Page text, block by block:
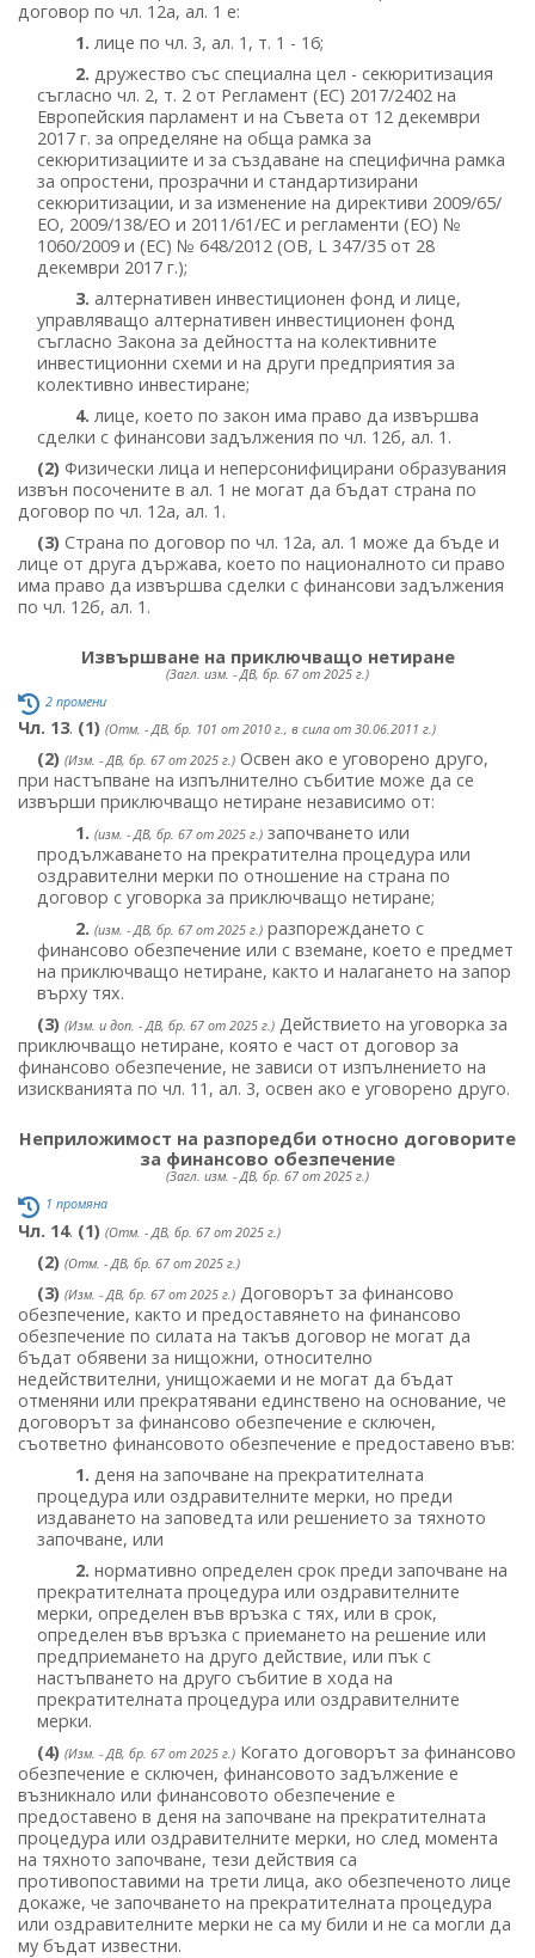
договор по чл. 12а, ал. 1 е:
1. лице по чл. 3, ал. 1, т. 1 - 16;
2. дружество със специална цел - секюритизация
съгласно чл. 2, т. 2 от Регламент (ЕС) 2017/2402 на
Европейския парламент и на Съвета от 12 декември
2017 г. за определяне на обща рамка за
секюритизациите и за създаване на специфична рамка
за опростени, прозрачни и стандартизирани
секюритизации, и за изменение на директиви 2009/65/
ЕО, 2009/138/ЕО и 2011/61/ЕС и регламенти (ЕО) №
1060/2009 и (ЕС) № 648/2012 (OВ, L 347/35 от 28
декември 2017 г.);
3. алтернативен инвестиционен фонд и лице,
управляващо алтернативен инвестиционен фонд
съгласно Закона за дейността на колективните
инвестиционни схеми и на други предприятия за
колективно инвестиране;
4. лице, което по закон има право да извършва
сделки с финансови задължения по чл. 12б, ал. 1.
(2) Физически лица и неперсонифицирани образувания
извън посочените в ал. 1 не могат да бъдат страна по
договор по чл. 12а, ал. 1.
(3) Страна по договор по чл. 12а, ал. 1 може да бъде и
лице от друга държава, което по националното си право
има право да извършва сделки с финансови задължения
по чл. 12б, ал. 1.
Извършване на приключващо нетиране
(Загл. изм. - ДВ, бр. 67 от 2025 г.)
2 промени
Чл. 13. (1) (Отм. - ДВ, бр. 101 от 2010 г., в сила от 30.06.2011 г.)
(2) (Изм. - ДВ, бр. 67 от 2025 г.) Освен ако е уговорено друго,
при настъпване на изпълнително събитие може да се
извърши приключващо нетиране независимо от:
1. (изм. - ДВ, бр. 67 от 2025 г.) започването или
продължаването на прекратителна процедура или
оздравителни мерки по отношение на страна по
договор с уговорка за приключващо нетиране;
2. (изм. - ДВ, бр. 67 от 2025 г.) разпореждането с
финансово обезпечение или с вземане, което е предмет
на приключващо нетиране, както и налагането на запор
върху тях.
(3) (Изм. и доп. - ДВ, бр. 67 от 2025 г.) Действието на уговорка за
приключващо нетиране, която е част от договор за
финансово обезпечение, не зависи от изпълнението на
изискванията по чл. 11, ал. 3, освен ако е уговорено друго.
Неприложимост на разпоредби относно договорите
за финансово обезпечение
(Загл. изм. - ДВ, бр. 67 от 2025 г.)
1 промяна
Чл. 14. (1) (Отм. - ДВ, бр. 67 от 2025 г.)
(2) (Отм. - ДВ, бр. 67 от 2025 г.)
(3) (Изм. - ДВ, бр. 67 от 2025 г.) Договорът за финансово
обезпечение, както и предоставянето на финансово
обезпечение по силата на такъв договор не могат да
бъдат обявени за нищожни, относително
недействителни, унищожаеми и не могат да бъдат
отменяни или прекратявани единствено на основание, че
договорът за финансово обезпечение е сключен,
съответно финансовото обезпечение е предоставено във:
1. деня на започване на прекратителната
процедура или оздравителните мерки, но преди
издаването на заповедта или решението за тяхното
започване, или
2. нормативно определен срок преди започване на
прекратителната процедура или оздравителните
мерки, определен във връзка с тях, или в срок,
определен във връзка с приемането на решение или
предприемането на друго действие, или пък с
настъпването на друго събитие в хода на
прекратителната процедура или оздравителните
мерки.
(4) (Изм. - ДВ, бр. 67 от 2025 г.) Когато договорът за финансово
обезпечение е сключен, финансовото задължение е
възникнало или финансовото обезпечение е
предоставено в деня на започване на прекратителната
процедура или оздравителните мерки, но след момента
на тяхното започване, тези действия са
противопоставими на трети лица, ако обезпеченото лице
докаже, че започването на прекратителната процедура
или оздравителните мерки не са му били и не са могли да
му бъдат известни.